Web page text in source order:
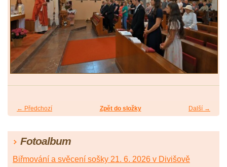
← Předchozí Další →
Zpět do složky
Fotoalbum
Biřmování a svěcení sošky 21. 6. 2026 v Divišově